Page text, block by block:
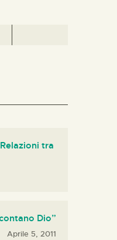
tra
Dio”
Aprile 5, 2011